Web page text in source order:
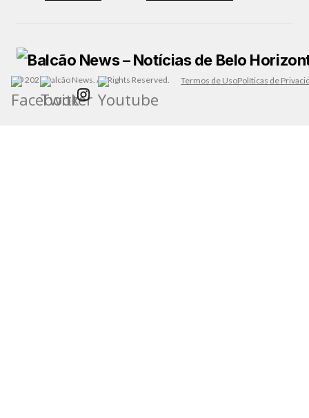
© 2026 Balcão News. All Rights Reserved. Termos de UsoPolíticas de